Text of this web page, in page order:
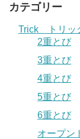
カテゴリー
Trick トリッ
2重とび
3重とび
4重とび
5重とび
6重とび
オープン